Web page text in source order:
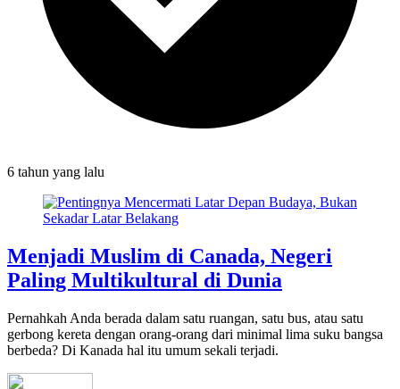
6 tahun yang lalu
Menjadi Muslim di Canada, Negeri
Paling Multikultural di Dunia
Pernahkah Anda berada dalam satu ruangan, satu bus, atau satu
gerbong kereta dengan orang-orang dari minimal lima suku bangsa
berbeda? Di Kanada hal itu umum sekali terjadi.